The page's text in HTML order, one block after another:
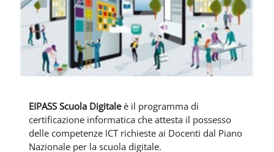
EIPASS Scuola Digitaleè il programma di
certificazione informatica che attesta il possesso
delle competenze ICT richieste ai Docenti dal Piano
Nazionale per la scuola digitale.